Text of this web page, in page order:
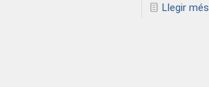
Llegir més